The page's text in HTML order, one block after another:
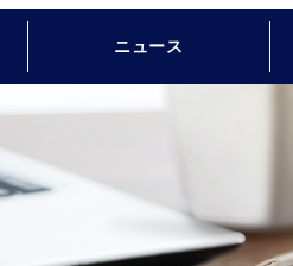
ニュース